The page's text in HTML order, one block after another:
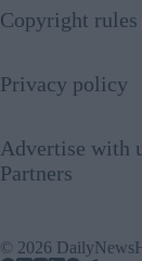
Copyright rules
Privacy policy
Advertise with
Partners
© 2026